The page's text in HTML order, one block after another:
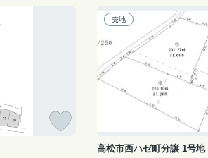
売地
高松市西ハゼ町分譲 1号地